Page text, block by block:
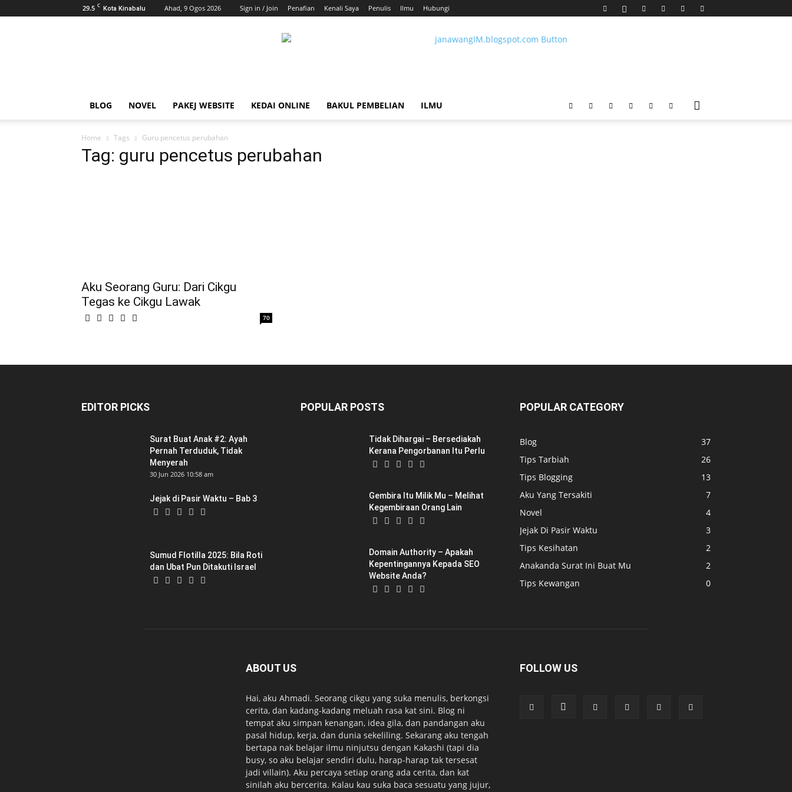
29.5 C Kota Kinabalu Ahad, 9 Ogos 2026 Sign in / Join Penafian Kenali Saya Penulis Ilmu Hubungi
BLOG NOVEL PAKEJ WEBSITE KEDAI ONLINE BAKUL PEMBELIAN ILMU
Home Tags Guru pencetus perubahan
Tag: guru pencetus perubahan
Aku Seorang Guru: Dari Cikgu
Tegas ke Cikgu Lawak
70
EDITOR PICKS
Surat Buat Anak #2: Ayah
Pernah Terduduk, Tidak
Menyerah
30 Jun 2026 10:58 am
Jejak di Pasir Waktu – Bab 3
Sumud Flotilla 2025: Bila Roti
dan Ubat Pun Ditakuti Israel
POPULAR POSTS
Tidak Dihargai – Bersediakah
Kerana Pengorbanan Itu Perlu
Gembira Itu Milik Mu – Melihat
Kegembiraan Orang Lain
Domain Authority – Apakah
Kepentingannya Kepada SEO
Website Anda?
POPULAR CATEGORY
Blog
37
Tips Tarbiah
26
Tips Blogging
13
Aku Yang Tersakiti
7
Novel
4
Jejak Di Pasir Waktu
3
Tips Kesihatan
2
Anakanda Surat Ini Buat Mu
2
Tips Kewangan
0
ABOUT US
Hai, aku Ahmadi. Seorang cikgu yang suka menulis, berkongsi
cerita, dan kadang-kadang meluah rasa kat sini. Blog ni
tempat aku simpan kenangan, idea gila, dan pandangan aku
pasal hidup, kerja, dan dunia sekeliling. Sekarang aku tengah
bertapa nak belajar ilmu ninjutsu dengan Kakashi (tapi dia
busy, so aku belajar sendiri dulu, harap-harap tak tersesat
jadi villain). Aku percaya setiap orang ada cerita, dan kat
sinilah aku bercerita. Kalau kau suka baca sesuatu yang jujur,
FOLLOW US